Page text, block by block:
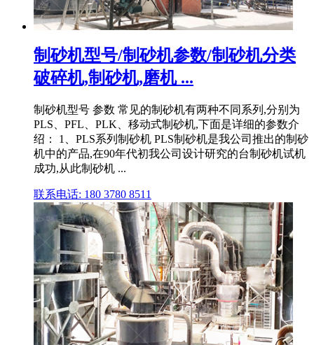
制砂机型号/制砂机参数/制砂机分类
破碎机,制砂机,磨机 ...
制砂机型号 参数 常见的制砂机有两种不同系列,分别为
PLS、PFL、PLK、移动式制砂机,下面是详细的参数介
绍： 1、PLS系列制砂机 PLS制砂机是我公司推出的制砂
机中的产品,在90年代初我公司设计研究的台制砂机试机
成功,从此制砂机 ...
联系电话: 180 3780 8511